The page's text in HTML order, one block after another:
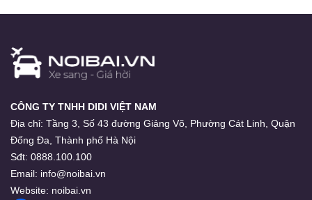
CÔNG TY TNHH DIDI VIỆT NAM
Địa chỉ: Tầng 3, Số 43 đường Giảng Võ, Phường Cát Linh, Quận
Đống Đa, Thành phố Hà Nội
Sđt: 0888.100.100
Email: info@noibai.vn
Website: noibai.vn